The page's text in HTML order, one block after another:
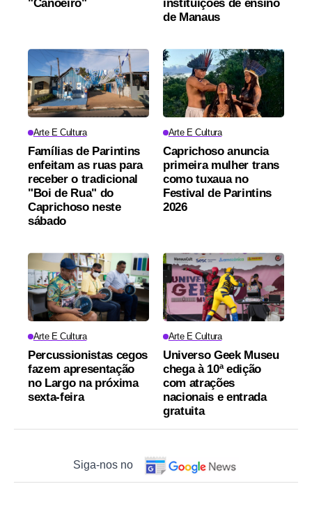
"Canoeiro"
instituições de ensino
de Manaus
Arte E Cultura
Famílias de Parintins
enfeitam as ruas para
receber o tradicional
"Boi de Rua" do
Caprichoso neste
sábado
Arte E Cultura
Caprichoso anuncia
primeira mulher trans
como tuxaua no
Festival de Parintins
2026
Arte E Cultura
Percussionistas cegos
fazem apresentação
no Largo na próxima
sexta-feira
Arte E Cultura
Universo Geek Museu
chega à 10ª edição
com atrações
nacionais e entrada
gratuita
Siga-nos no